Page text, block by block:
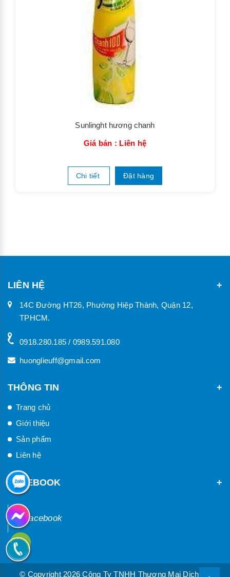
Sunlinght hương chanh
Giá bán : Liên hệ
Chi tiết Đặt hàng
LIÊN HỆ
14C Đường HT26, Phường Hiệp Thành, Quận 12,
TPHCM.
0918.280.185 / 0989.591.080
huonglieuff@gmail.com
THÔNG TIN
Trang chủ
Giới thiệu
Sản phẩm
Liên hệ
FACEBOOK
Facebook
© Copyright 2026 Công Ty TNHH Thương Mại Dịch Vụ